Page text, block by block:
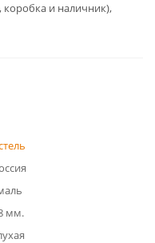
коробка и наличник),
мм.